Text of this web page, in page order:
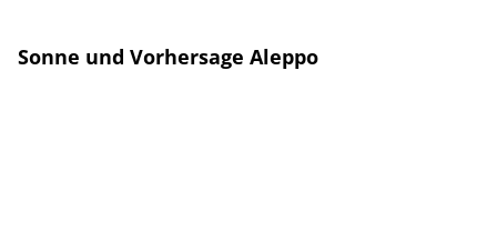
Sonne und Vorhersage Aleppo